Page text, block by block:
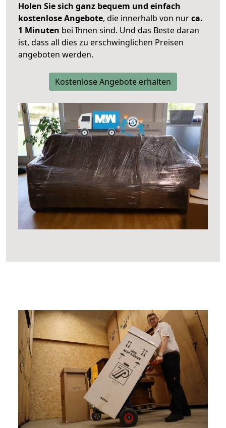
Holen Sie sich ganz bequem und einfach
kostenlose Angebote, die innerhalb von nurca.
1 Minuten bei Ihnen sind. Und das Beste daran
ist, dass all dies zu erschwinglichen Preisen
angeboten werden.
Kostenlose Angebote erhalten